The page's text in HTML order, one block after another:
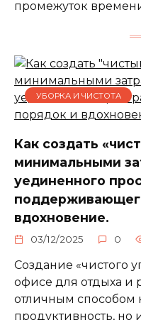
промежуток
УБОРКА И ЧИСТОТА
Как создать
минимальными
уединенного
вдохновение.
03/12/2025 0
Создание «чистого
офисе для отдыха и
отличным способом
продуктивность, но